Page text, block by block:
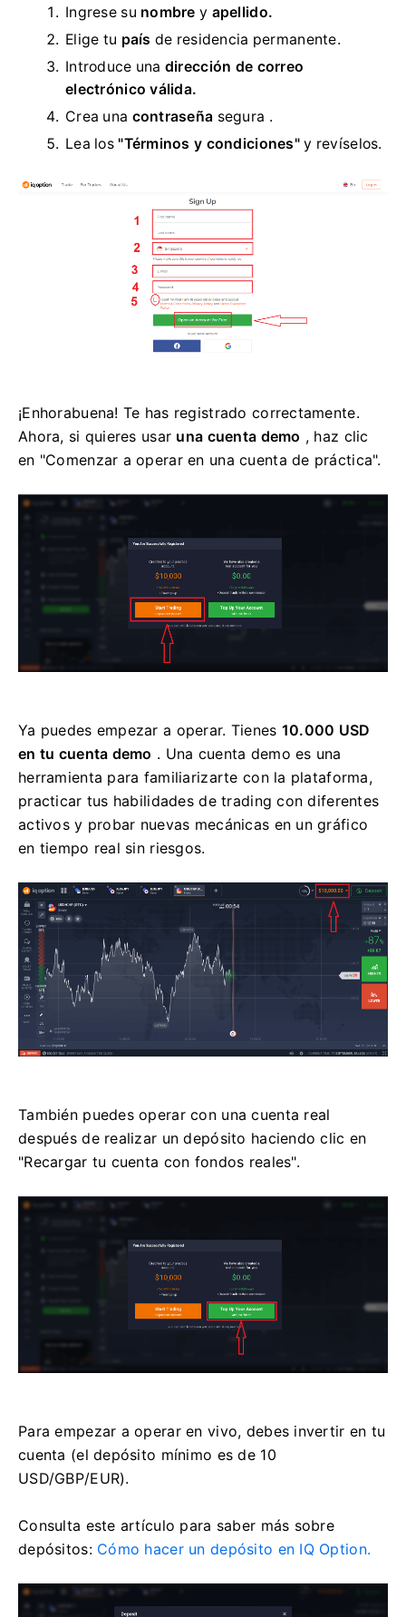
Ingrese su nombre y apellido.
Elige tu país de residencia permanente.
Introduce una dirección de correo
electrónico válida.
Crea una contraseña segura .
Lea los"Términos y condiciones"y revíselos.
¡Enhorabuena! Te has registrado correctamente.
Ahora, si quieres usar una cuenta demo , haz clic
en "Comenzar a operar en una cuenta de práctica".
Ya puedes empezar a operar. Tienes 10.000 USD
en tu cuenta demo . Una cuenta demo es una
herramienta para familiarizarte con la plataforma,
practicar tus habilidades de trading con diferentes
activos y probar nuevas mecánicas en un gráfico
en tiempo real sin riesgos.
También puedes operar con una cuenta real
después de realizar un depósito haciendo clic en
"Recargar tu cuenta con fondos reales".
Para empezar a operar en vivo, debes invertir en tu
cuenta (el depósito mínimo es de 10
USD/GBP/EUR).
Consulta este artículo para saber más sobre
depósitos: Cómo hacer un depósito en IQ Option.